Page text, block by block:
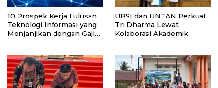
10 Prospek Kerja Lulusan
Teknologi Informasi yang
Menjanjikan dengan Gaji
UBSI dan UNTAN Perkuat
Tri Dharma Lewat
Kolaborasi Akademik